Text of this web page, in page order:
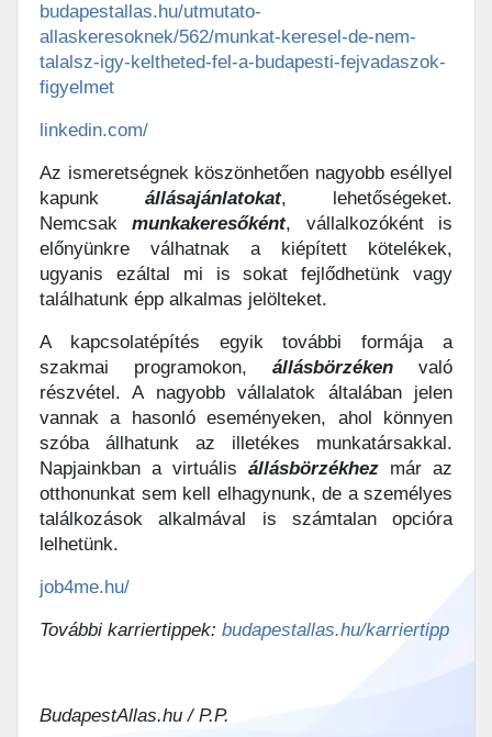
budapestallas.hu/utmutato-
allaskeresoknek/562/munkat-keresel-de-nem-
talalsz-igy-keltheted-fel-a-budapesti-fejvadaszok-
figyelmet
linkedin.com/
Az ismeretségnek köszönhetően nagyobb eséllyel
kapunk állásajánlatokat, lehetőségeket.
Nemcsakmunkakeresőként, vállalkozóként is
előnyünkre válhatnak a kiépített kötelékek,
ugyanis ezáltal mi is sokat fejlődhetünk vagy
találhatunk épp alkalmas jelölteket.
A kapcsolatépítés egyik további formája a
szakmai programokon, állásbörzéken való
részvétel. A nagyobb vállalatok általában jelen
vannak a hasonló eseményeken, ahol könnyen
szóba állhatunk az illetékes munkatársakkal.
Napjainkban a virtuális állásbörzékhez már az
otthonunkat sem kell elhagynunk, de a személyes
találkozások alkalmával is számtalan opcióra
lelhetünk.
job4me.hu/
További karriertippek: budapestallas.hu/karriertipp
BudapestAllas.hu / P.P.